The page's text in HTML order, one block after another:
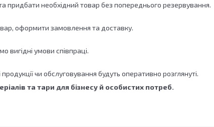
придбати необхідний товар без попереднього резервування.
оформити замовлення та доставку.
вигідні умови співпраці.
чи обслуговування будуть оперативно розглянуті.
та тари для бізнесу й особистих потреб.